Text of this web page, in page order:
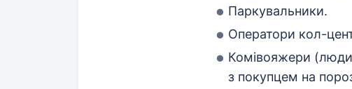
Паркувальники.
Оператори кол-
Комівояжери
з покупцем на